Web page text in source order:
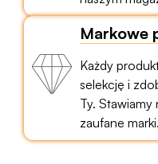
Markowe
Każdy
selekcję i
Ty.
zaufane marki.